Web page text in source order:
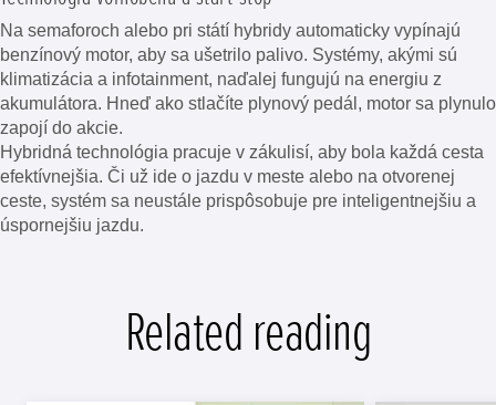
Na semaforoch alebo pri státí hybridy automaticky vypínajú
benzínový motor, aby sa ušetrilo palivo. Systémy, akými sú
klimatizácia a infotainment, naďalej fungujú na energiu z
akumulátora. Hneď ako stlačíte plynový pedál, motor sa plynulo
zapojí do akcie.
Hybridná technológia pracuje v zákulisí, aby bola každá cesta
efektívnejšia. Či už ide o jazdu v meste alebo na otvorenej
ceste, systém sa neustále prispôsobuje pre inteligentnejšiu a
úspornejšiu jazdu.
Related reading